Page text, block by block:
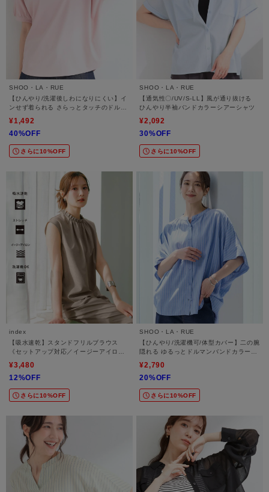
SHOO・LA・RUE
【ひんやり/洗濯後しわになりにくい】イ
ンせず着られる さらっとタッチのドルマ
¥1,492
40%OFF
さらに10%OFF
SHOO・LA・RUE
【通気性〇/UV/S-LL】風が通り抜ける
ひんやり半袖バンドカラーシアーシャツ
¥2,092
30%OFF
さらに10%OFF
index
【吸水速乾】スタンドフリルブラウス
《セットアップ対応／イージーアイロン
¥3,480
12%OFF
さらに10%OFF
SHOO・LA・RUE
【ひんやり/洗濯機可/体型カバー】二の腕
隠れる ゆるっとドルマンバンドカラーシ
¥2,790
20%OFF
さらに10%OFF